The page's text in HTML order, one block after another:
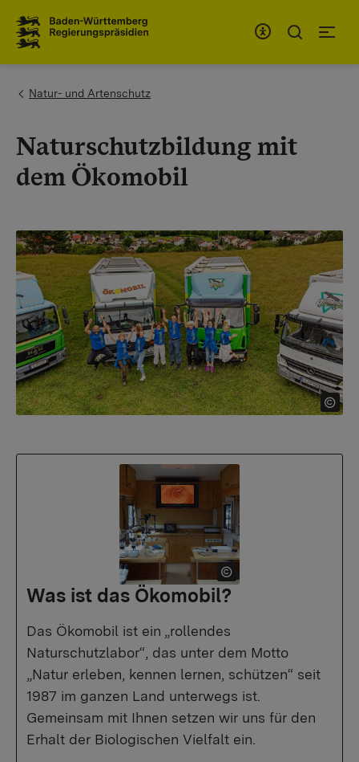
You are here:
Natur- und Artenschutz
Naturschutzbildung mit
dem Ökomobil
Was ist das Ökomobil?
Das Ökomobil ist ein „rollendes
Naturschutzlabor“, das unter dem Motto
„Natur erleben, kennen lernen, schützen“ seit
1987 im ganzen Land unterwegs ist.
Gemeinsam mit Ihnen setzen wir uns für den
Erhalt der Biologischen Vielfalt ein.